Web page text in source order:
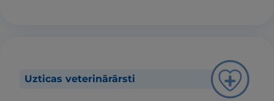
Uzticas veterinārārsti